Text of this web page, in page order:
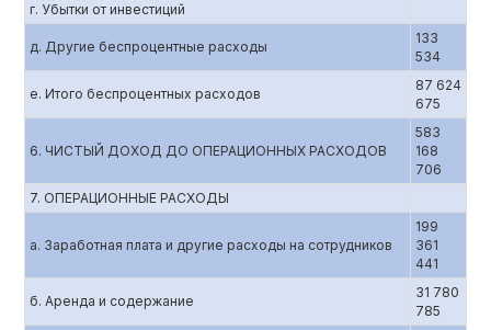
г. Убытки от инвестиций
д. Другие беспроцентные расходы
133
534
е. Итого беспроцентных расходов
87 624
675
6. ЧИСТЫЙ ДОХОД ДО ОПЕРАЦИОННЫХ РАСХОДОВ
583
168
706
7. ОПЕРАЦИОННЫЕ РАСХОДЫ
а. Заработная плата и другие расходы на сотрудников
199
361
441
б. Аренда и содержание
31 780
785